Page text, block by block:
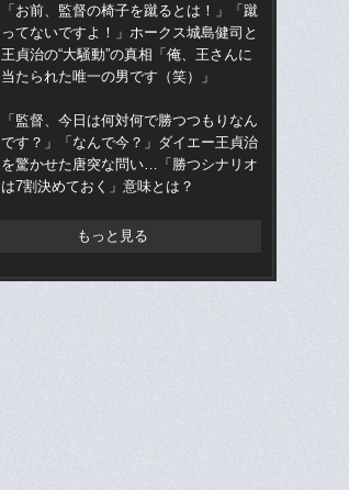
「お前、監督の椅子を蹴るとは！」「蹴
ってないですよ！」ホークス城島健司と
王貞治の“大騒動”の真相「俺、王さんに
当たられた唯一の男です（笑）」
「監督、今日は何対何で勝つつもりなん
です？」「なんで今？」ダイエー王貞治
を驚かせた唐突な問い…「勝つシナリオ
は7割決めておく」意味とは？
もっと見る